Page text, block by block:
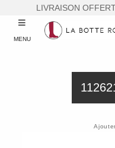
LIVRAISON
MENU